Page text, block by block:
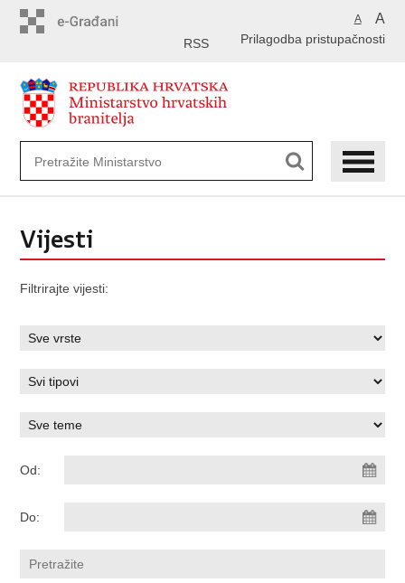
A A
Prilagodba pristupačnosti
RSS
Vijesti
Filtrirajte vijesti:
Od:
Do: